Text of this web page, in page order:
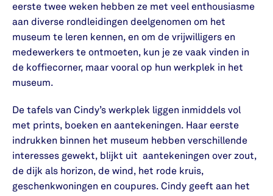
eerste twee weken hebben ze met veel enthousiasme
aan diverse rondleidingen deelgenomen om het
museum te leren kennen, en om de vrijwilligers en
medewerkers te ontmoeten, kun je ze vaak vinden in
de koffiecorner, maar vooral op hun werkplek in het
museum.
De tafels van Cindy’s werkplek liggen inmiddels vol
met prints, boeken en aantekeningen. Haar eerste
indrukken binnen het museum hebben verschillende
interesses gewekt, blijkt uit aantekeningen over zout,
de dijk als horizon, de wind, het rode kruis,
geschenkwoningen en coupures. Cindy geeft aan het